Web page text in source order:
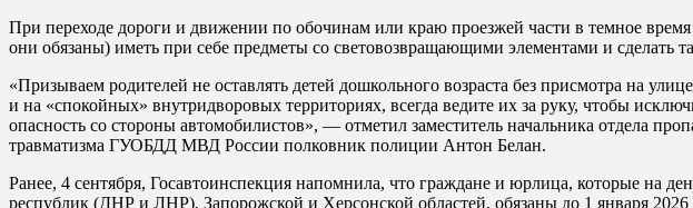
При переходе дороги и движении по обочинам или краю проезжей части в темное
они обязаны) иметь при себе предметы со световозвращающими элементами и сделать
«Призываем родителей не оставлять детей дошкольного возраста без присмотра на
и на «спокойных» внутридворовых территориях, всегда ведите их за руку, чтобы
опасность со стороны автомобилистов», — отметил заместитель начальника отдела
травматизма ГУОБДД МВД России полковник полиции Антон Белан.
Ранее, 4 сентября, Госавтоинспекция напомнила, что граждане и юрлица, которые на
республик (ДНР и ЛНР), Запорожской и Херсонской областей, обязаны до 1 января